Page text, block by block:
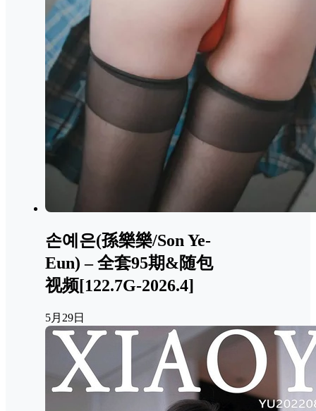
손예은(孫樂樂/Son Ye-
Eun) – 全套95期&随包
视频[122.7G-2026.4]
5月29日